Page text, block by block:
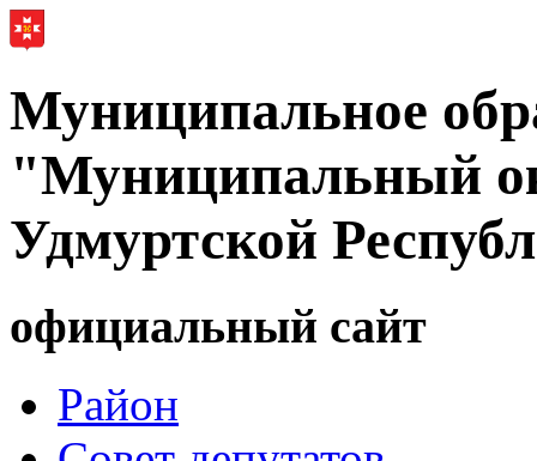
Муниципальное
"Муниципальный
Удмуртской
официальный сайт
Район